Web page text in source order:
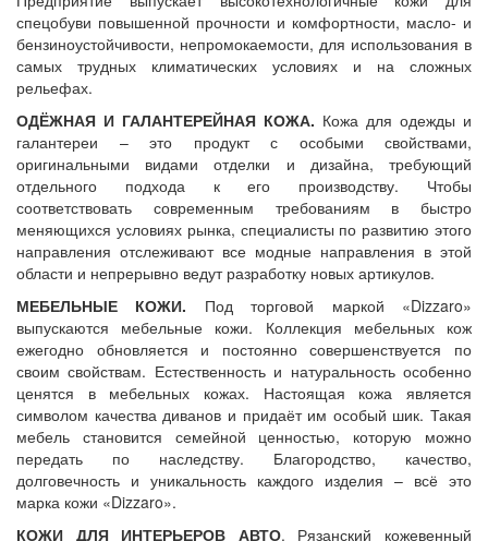
спецобуви повышенной прочности и комфортности, масло- и
бензиноустойчивости, непромокаемости, для использования в
самых трудных климатических условиях и на сложных
рельефах.
ОДЁЖНАЯ И ГАЛАНТЕРЕЙНАЯ КОЖА. Кожа для одежды и
галантереи – это продукт с особыми свойствами,
оригинальными видами отделки и дизайна, требующий
отдельного подхода к его производству. Чтобы
соответствовать современным требованиям в быстро
меняющихся условиях рынка, специалисты по развитию этого
направления отслеживают все модные направления в этой
области и непрерывно ведут разработку новых артикулов.
МЕБЕЛЬНЫЕ КОЖИ. Под торговой маркой «Dizzaro»
выпускаются мебельные кожи. Коллекция мебельных кож
ежегодно обновляется и постоянно совершенствуется по
своим свойствам. Естественность и натуральность особенно
ценятся в мебельных кожах. Настоящая кожа является
символом качества диванов и придаёт им особый шик. Такая
мебель становится семейной ценностью, которую можно
передать по наследству. Благородство, качество,
долговечность и уникальность каждого изделия – всё это
марка кожи «Dizzaro».
КОЖИ ДЛЯ ИНТЕРЬЕРОВ АВТО. Рязанский кожевенный